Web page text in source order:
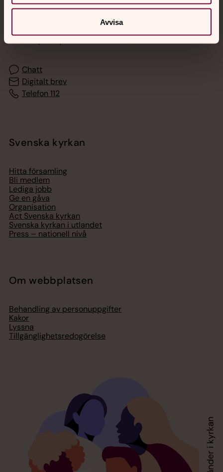
Avvisa
Jourhavande präst
Akut samtals- och krisstöd. Prata eller chatta anonymt
med en präst på kvällar och nätter.
Chatt
Digitalt brev
Telefon 112
Svenska kyrkan
Hitta församling
Bli medlem
Lediga jobb
Ge en gåva
Organisation
Act Svenska kyrkan
Svenska kyrkan i utlandet
Press – nationell nivå
Om webbplatsen
Behandling av personuppgifter
Kakor
Lyssna
Tillgänglighetsredogörelse